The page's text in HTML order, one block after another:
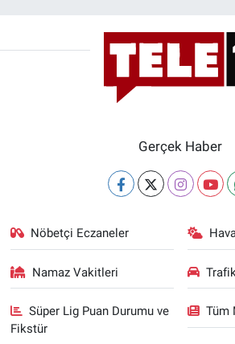
Gerçek Haber
Nöbetçi Eczaneler
Namaz Vakitleri
Süper Lig Puan Durumu ve
Fikstür
Tüm